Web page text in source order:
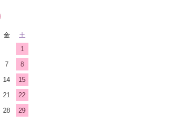
金
土
1
7 8
14 15
21 22
28 29